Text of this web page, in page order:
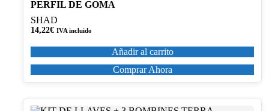
PERFIL DE GOMA
SHAD
14,22€ IVA incluido
Añadir al carrito
Comprar Ahora